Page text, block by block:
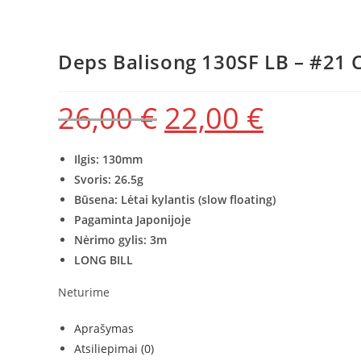
Deps Balisong 130SF LB – #21
26,00€ Original
price
was:
22,00 €Current
is:
Ilgis: 130mm
Svoris: 26.5g
Būsena: Lėtai kylantis (slow floating)
Pagaminta Japonijoje
Nėrimo gylis: 3m
LONG BILL
Neturime
Aprašymas
Atsiliepimai (0)